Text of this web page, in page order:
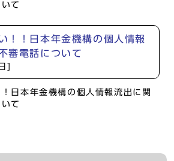
て
！！日本年金機構の個人情報
審電話について
]
日本年金機構の個人情報流出に関
て